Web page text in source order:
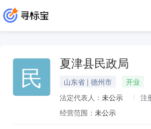
民 夏津县民政局
山东省 | 德州市
开业
法定代表人： 未公示 注
经营范围： 未公示